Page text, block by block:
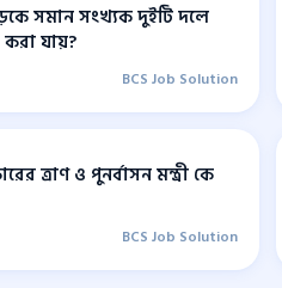
সমান সংখ্যক দুইটি দলে
যায়?
BCS Job Solution
ত্রাণ ও পুনর্বাসন মন্ত্রী কে
BCS Job Solution